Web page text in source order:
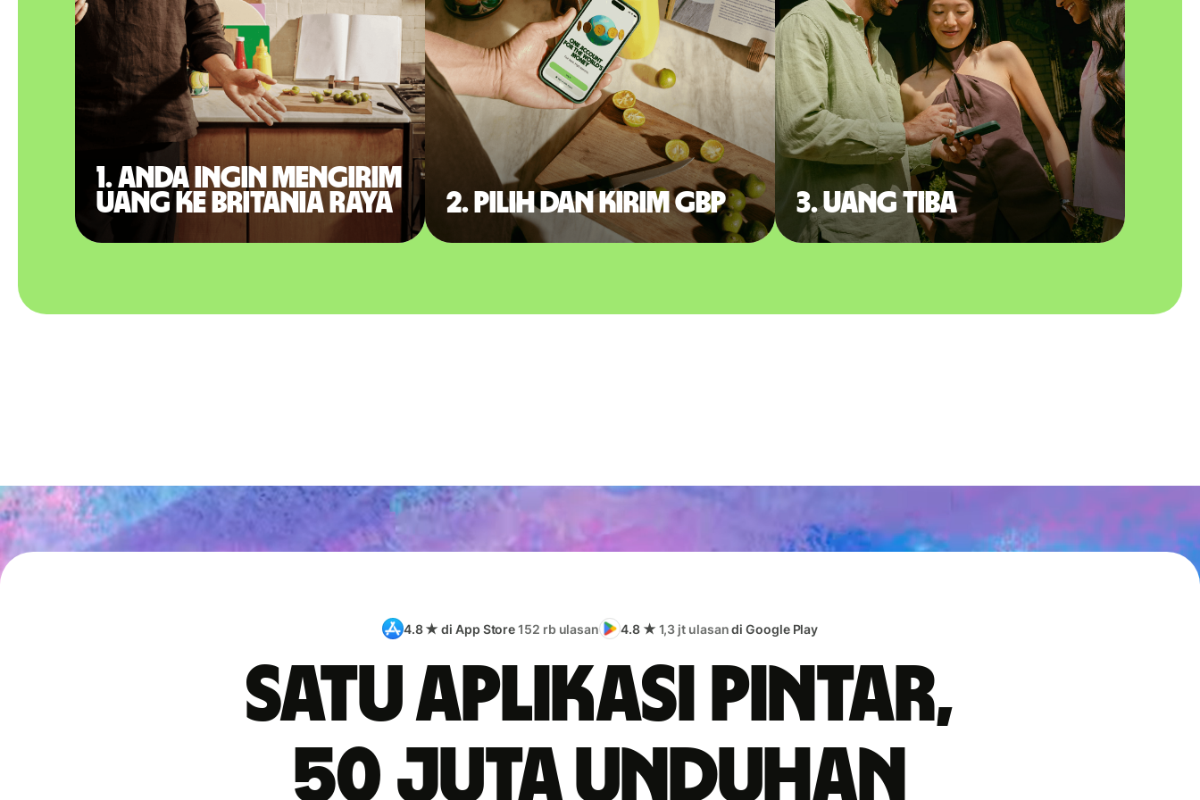
1. Anda ingin mengirim
uang ke Britania Raya
2. Pilih dan kirim GBP 3. Uang tiba
4.8 ★ di App Store152 rb ulasan 4.8 ★ 1,3 jt ulasandi Google Play
Satu aplikasi pintar,
50 juta unduhan